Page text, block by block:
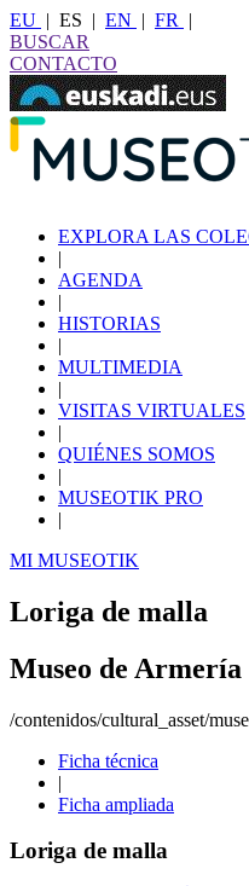
EU | ES | EN | FR
|
BUSCAR
CONTACTO
EXPLORA LAS
|
AGENDA
|
HISTORIAS
|
MULTIMEDIA
|
VISITAS VIRTUALES
|
QUIÉNES SOMOS
|
MUSEOTIK PRO
|
MI MUSEOTIK
Loriga de malla
Museo de Armería
/contenidos/cultural_asset/
Ficha técnica
|
Ficha ampliada
Loriga de malla